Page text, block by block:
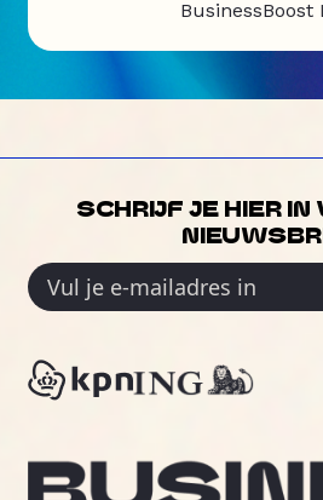
BusinessBoost
SCHRIJF JE HIER IN